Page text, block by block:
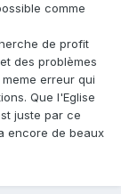
comme
de profit
des problèmes
erreur qui
Que l'Eglise
juste par ce
encore de beaux